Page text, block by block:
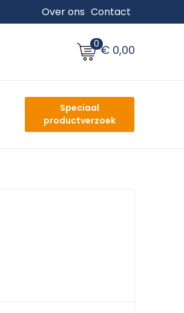
Over ons Contact
0€ 0,00
Speciaal
productverzoek